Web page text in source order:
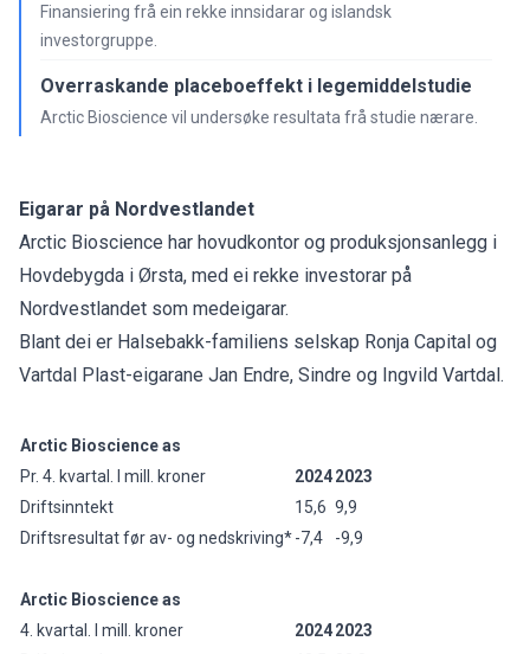
Finansiering frå ein rekke innsidarar og islandsk
investorgruppe.
Overraskande placeboeffekt i legemiddelstudie
Arctic Bioscience vil undersøke resultata frå studie nærare.
Eigarar på Nordvestlandet
Arctic Bioscience har hovudkontor og produksjonsanlegg i
Hovdebygda i Ørsta, med ei rekke investorar på
Nordvestlandet som medeigarar.
Blant dei er Halsebakk-familiens selskap Ronja Capital og
Vartdal Plast-eigarane Jan Endre, Sindre og Ingvild Vartdal.
Arctic Bioscience as
Pr. 4. kvartal. I mill. kroner
20242023
Driftsinntekt
15,6 9,9
Driftsresultat før av- og nedskriving*-7,4 -9,9
Arctic Bioscience as
4. kvartal. I mill. kroner
20242023